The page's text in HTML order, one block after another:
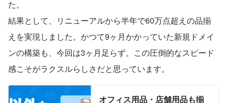
た。
結果として、リニューアルから半年で60万点超えの品揃
えを実現しました。かつて9ヶ月かかっていた新規ドメイ
ンの構築も、今回は3ヶ月足らず。この圧倒的なスピード
感こそがラクスルらしさだと思っています。
オフィス用品・店舗用品も揃